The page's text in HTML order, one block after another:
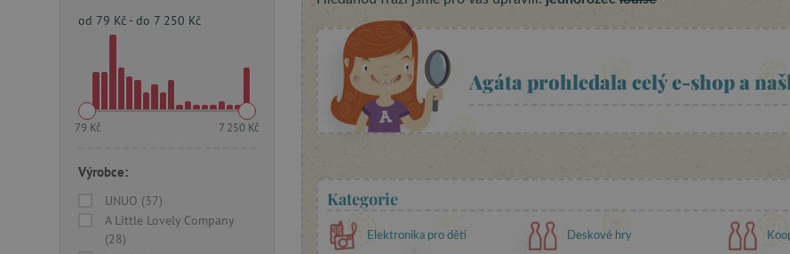
od 79 Kč - do 7 250 Kč
79 Kč 7 250 Kč
Výrobce:
UNUO (37)
A Little Lovely Company
(28)
Agáta prohledala celý e-shop a
Kategorie
Elektronika pro děti Deskové hry